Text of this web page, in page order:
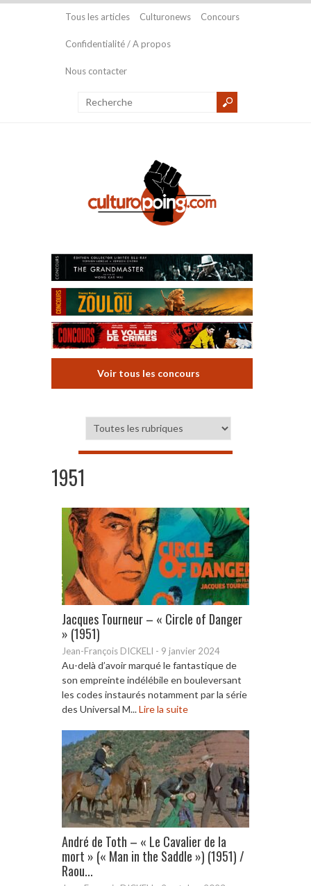
Tous les articles Culturonews Concours
Confidentialité / A propos
Nous contacter
Voir tous les concours
1951
Jacques Tourneur – « Circle of Danger
» (1951)
Jean-François DICKELI - 9 janvier 2024
Au-delà d’avoir marqué le fantastique de
son empreinte indélébile en bouleversant
les codes instaurés notamment par la série
des Universal M...Lire la suite
André de Toth – « Le Cavalier de la
mort » (« Man in the Saddle ») (1951) /
Raou...